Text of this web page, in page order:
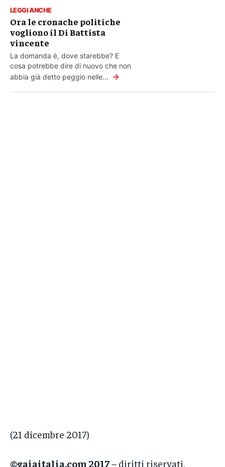
LEGGI ANCHE
Ora le cronache politiche
vogliono il Di Battista
vincente
La domanda è, dove starebbe? E
cosa potrebbe dire di nuovo che non
abbia già detto peggio nelle... →
(21 dicembre 2017)
©gaiaitalia.com 2017– diritti riservati,